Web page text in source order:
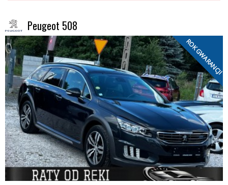
Peugeot 508
ROK GWARANCJI